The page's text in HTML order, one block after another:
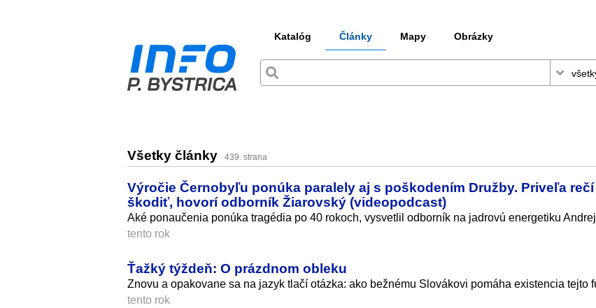
Katalóg Články Mapy Obrázky
Všetky články 439. strana
Výročie Černobyľu ponúka paralely aj s poškodením Družby. Priveľa rečí
škodiť, hovorí odborník Žiarovský (videopodcast)
Aké ponaučenia ponúka tragédia po 40 rokoch, vysvetlil odborník na jadrovú energetiku
tento rok
Ťažký týždeň: O prázdnom obleku
Znovu a opakovane sa na jazyk tlačí otázka: ako bežnému Slovákovi pomáha existencia tejto
tento rok